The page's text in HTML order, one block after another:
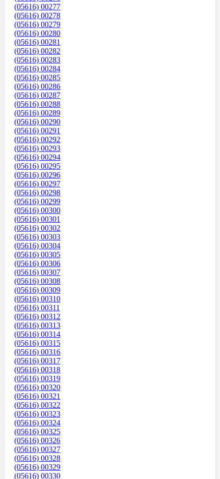
(05616) 00277
(05616) 00278
(05616) 00279
(05616) 00280
(05616) 00281
(05616) 00282
(05616) 00283
(05616) 00284
(05616) 00285
(05616) 00286
(05616) 00287
(05616) 00288
(05616) 00289
(05616) 00290
(05616) 00291
(05616) 00292
(05616) 00293
(05616) 00294
(05616) 00295
(05616) 00296
(05616) 00297
(05616) 00298
(05616) 00299
(05616) 00300
(05616) 00301
(05616) 00302
(05616) 00303
(05616) 00304
(05616) 00305
(05616) 00306
(05616) 00307
(05616) 00308
(05616) 00309
(05616) 00310
(05616) 00311
(05616) 00312
(05616) 00313
(05616) 00314
(05616) 00315
(05616) 00316
(05616) 00317
(05616) 00318
(05616) 00319
(05616) 00320
(05616) 00321
(05616) 00322
(05616) 00323
(05616) 00324
(05616) 00325
(05616) 00326
(05616) 00327
(05616) 00328
(05616) 00329
(05616) 00330